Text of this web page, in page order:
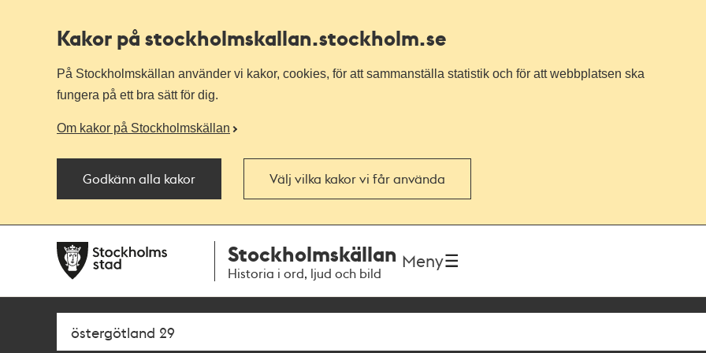
Kakor på stockholmskallan.stockholm.se
På Stockholmskällan använder vi kakor, cookies, för att sammanställa statistik och för att webbplatsen ska
fungera på ett bra sätt för dig.
Om kakor på Stockholmskällan
Godkänn alla kakor Välj vilka kakor vi får använda
navigationen
huvudinnehållet
Stockholmskällan
Historia i ord, ljud och bild
Meny
Sök